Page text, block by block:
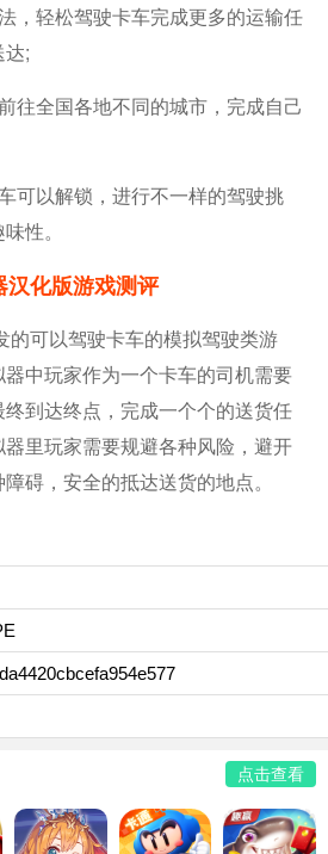
，轻松驾驶卡车完成更多的运输任
;
往全国各地不同的城市，完成自己
可以解锁，进行不一样的驾驶挑
性。
化版游戏测评
的可以驾驶卡车的模拟驾驶类游
中玩家作为一个卡车的司机需要
到达终点，完成一个个的送货任
里玩家需要规避各种风险，避开
碍，安全的抵达送货的地点。
点击查看